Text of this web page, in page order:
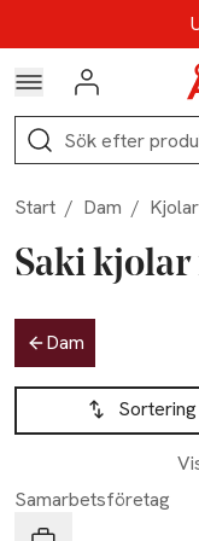
Hoppa till
Logga in
Sök
Start / Dam / Kjolar
Saki
Hoppa till produktsidan
Dam
Hoppa till
Sortering
Lista över produkter
Samarbetsföretag